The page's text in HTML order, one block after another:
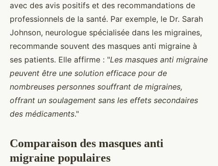
avec des avis positifs et des recommandations de
professionnels de la santé. Par exemple, le Dr. Sarah
Johnson, neurologue spécialisée dans les migraines,
recommande souvent des masques anti migraine à
ses patients. Elle affirme : "Les masques anti migraine
peuvent être une solution efficace pour de
nombreuses personnes souffrant de migraines,
offrant un soulagement sans les effets secondaires
des médicaments."
Comparaison des masques anti
migraine populaires